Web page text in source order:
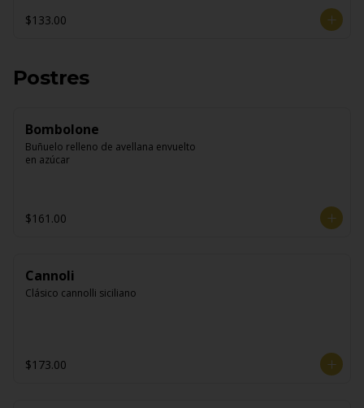
$133.00
Postres
Bombolone
Buñuelo relleno de avellana envuelto
en azúcar
$161.00
Cannoli
Clásico cannolli siciliano
$173.00